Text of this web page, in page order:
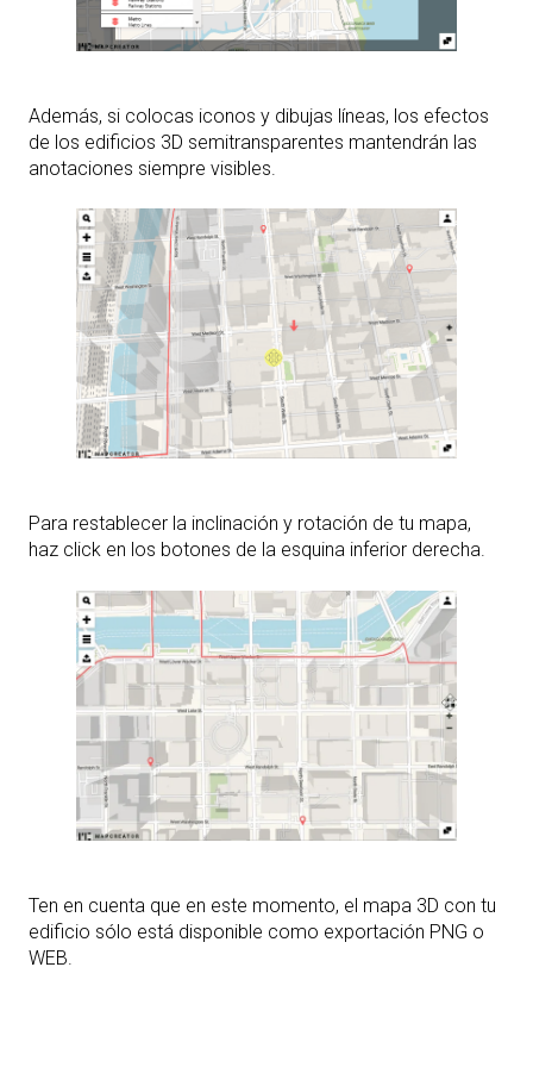
Además, si colocas iconos y dibujas líneas, los efectos
de los edificios 3D semitransparentes mantendrán las
anotaciones siempre visibles.
Para restablecer la inclinación y rotación de tu mapa,
haz click en los botones de la esquina inferior derecha.
Ten en cuenta que en este momento, el mapa 3D con tu
edificio sólo está disponible como exportación PNG o
WEB.